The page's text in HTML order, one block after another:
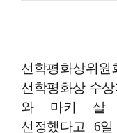
선학평화상위
선학평화상 수
와 마키 살
선정했다고 6